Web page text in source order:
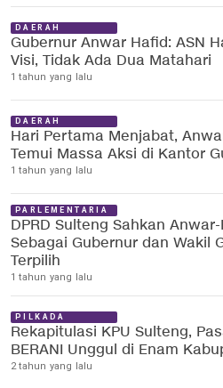
DAERAH
Gubernur Anwar Hafid: ASN
Visi, Tidak Ada Dua Matahari
1 tahun yang lalu
DAERAH
Hari Pertama Menjabat,
Temui Massa Aksi di Kantor
1 tahun yang lalu
PARLEMENTARIA
DPRD Sulteng Sahkan
Sebagai Gubernur dan Wakil
Terpilih
1 tahun yang lalu
PILKADA
Rekapitulasi KPU Sulteng,
BERANI Unggul di Enam
2 tahun yang lalu